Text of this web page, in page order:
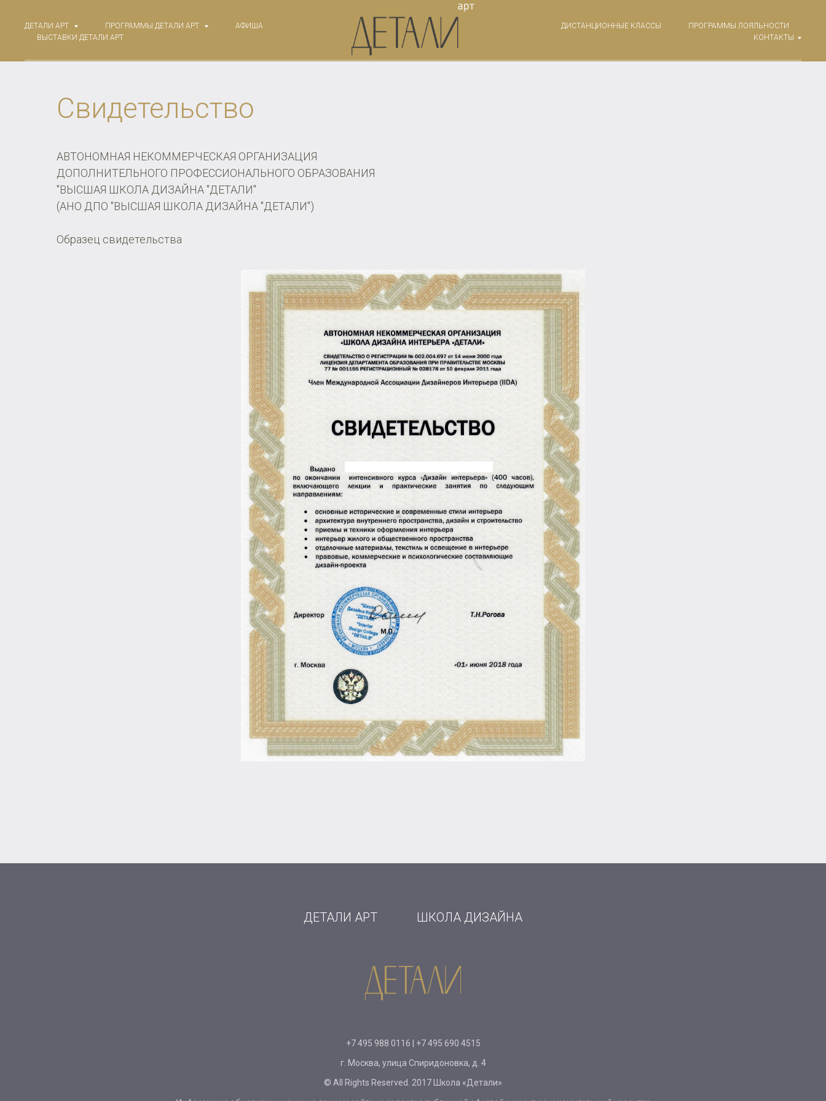
ДЕТАЛИ АРТ ПРОГРАММЫ ДЕТАЛИ АРТ
АФИША
ВЫСТАВКИ ДЕТАЛИ АРТ
ДИСТАНЦИОННЫЕ КЛАССЫ
ПРОГРАММЫ ЛОЯЛЬНОСТИ
КОНТАКТЫ
Свидетельство
АВТОНОМНАЯ НЕКОММЕРЧЕСКАЯ ОРГАНИЗАЦИЯ
ДОПОЛНИТЕЛЬНОГО ПРОФЕССИОНАЛЬНОГО ОБРАЗОВАНИЯ
"ВЫСШАЯ ШКОЛА ДИЗАЙНА "ДЕТАЛИ"
(АНО ДПО "ВЫСШАЯ ШКОЛА ДИЗАЙНА "ДЕТАЛИ")
Образец свидетельства
ДЕТАЛИ АРТ ШКОЛА ДИЗАЙНА
+7 495 988 0116 | +7 495 690 4515
г. Москва, улица Спиридоновка, д. 4
© All Rights Reserved. 201 7 Школа «Детали»